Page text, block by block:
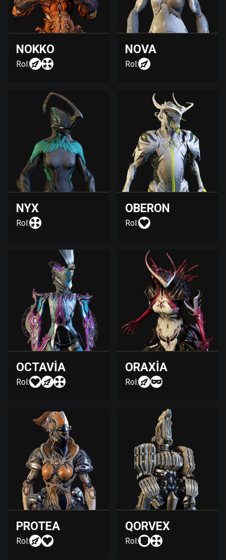
NOKKO
Rol:
NOVA
Rol:
NYX
Rol:
OBERON
Rol:
OCTAVIA
Rol:
ORAXIA
Rol:
PROTEA
Rol:
QORVEX
Rol: